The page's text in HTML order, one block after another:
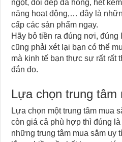
ngọt, đôi dép đã hỏng, hết
năng hoạt động,… đây là
cấp các sản phẩm ngay.
Hãy bỏ tiền ra đúng nơi,
cũng phải xét lại bạn có thể
mà kinh tế bạn thực sự rất rất
đắn đo.
Lựa chọn trung tâm
Lựa chọn một trung tâm mua
còn giá cả phù hợp thì đúng
những trung tâm mua sắm uy